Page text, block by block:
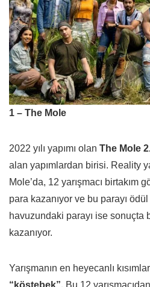
1 – The Mole
2022 yılı yapımı olan The Mole
alan yapımlardan birisi. Reality
Mole’da, 12 yarışmacı birtakım
para kazanıyor ve bu parayı
havuzundaki parayı ise sonuçta
kazanıyor.
Yarışmanın en heyecanlı